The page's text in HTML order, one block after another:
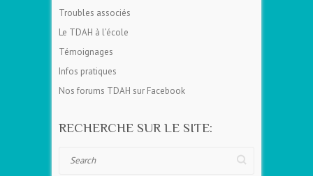
Troubles associés
Le TDAH à l’école
Témoignages
Infos pratiques
Nos forums TDAH sur Facebook
RECHERCHE SUR LE SITE: